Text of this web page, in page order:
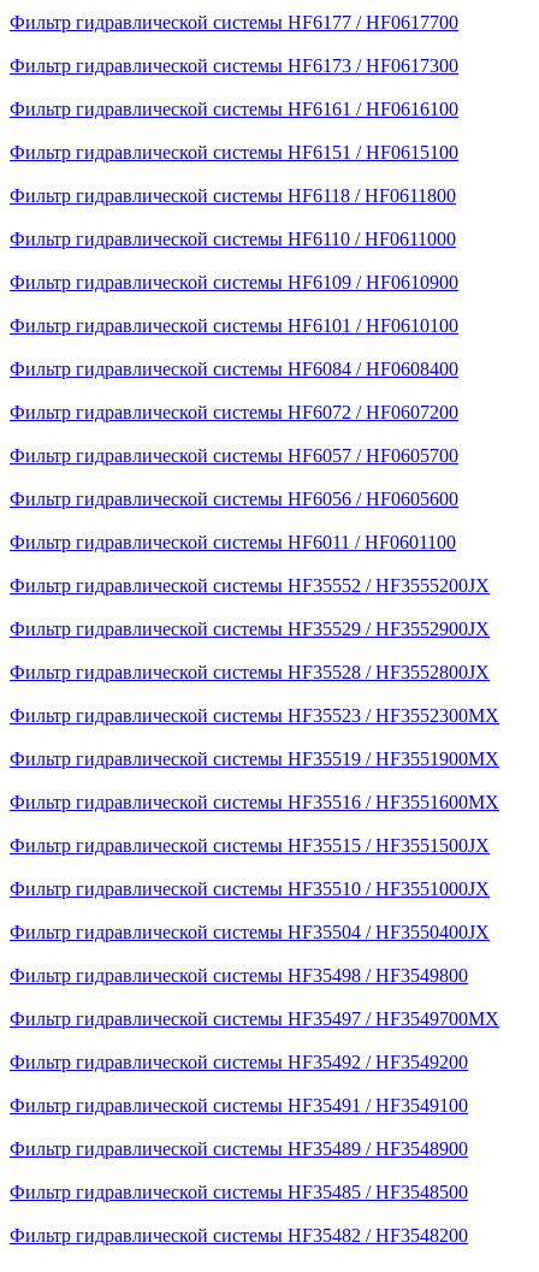
Фильтр гидравлической системы HF6177 / HF0617700
Фильтр гидравлической системы HF6173 / HF0617300
Фильтр гидравлической системы HF6161 / HF0616100
Фильтр гидравлической системы HF6151 / HF0615100
Фильтр гидравлической системы HF6118 / HF0611800
Фильтр гидравлической системы HF6110 / HF0611000
Фильтр гидравлической системы HF6109 / HF0610900
Фильтр гидравлической системы HF6101 / HF0610100
Фильтр гидравлической системы HF6084 / HF0608400
Фильтр гидравлической системы HF6072 / HF0607200
Фильтр гидравлической системы HF6057 / HF0605700
Фильтр гидравлической системы HF6056 / HF0605600
Фильтр гидравлической системы HF6011 / HF0601100
Фильтр гидравлической системы HF35552 / HF3555200JX
Фильтр гидравлической системы HF35529 / HF3552900JX
Фильтр гидравлической системы HF35528 / HF3552800JX
Фильтр гидравлической системы HF35523 / HF3552300MX
Фильтр гидравлической системы HF35519 / HF3551900MX
Фильтр гидравлической системы HF35516 / HF3551600MX
Фильтр гидравлической системы HF35515 / HF3551500JX
Фильтр гидравлической системы HF35510 / HF3551000JX
Фильтр гидравлической системы HF35504 / HF3550400JX
Фильтр гидравлической системы HF35498 / HF3549800
Фильтр гидравлической системы HF35497 / HF3549700MX
Фильтр гидравлической системы HF35492 / HF3549200
Фильтр гидравлической системы HF35491 / HF3549100
Фильтр гидравлической системы HF35489 / HF3548900
Фильтр гидравлической системы HF35485 / HF3548500
Фильтр гидравлической системы HF35482 / HF3548200